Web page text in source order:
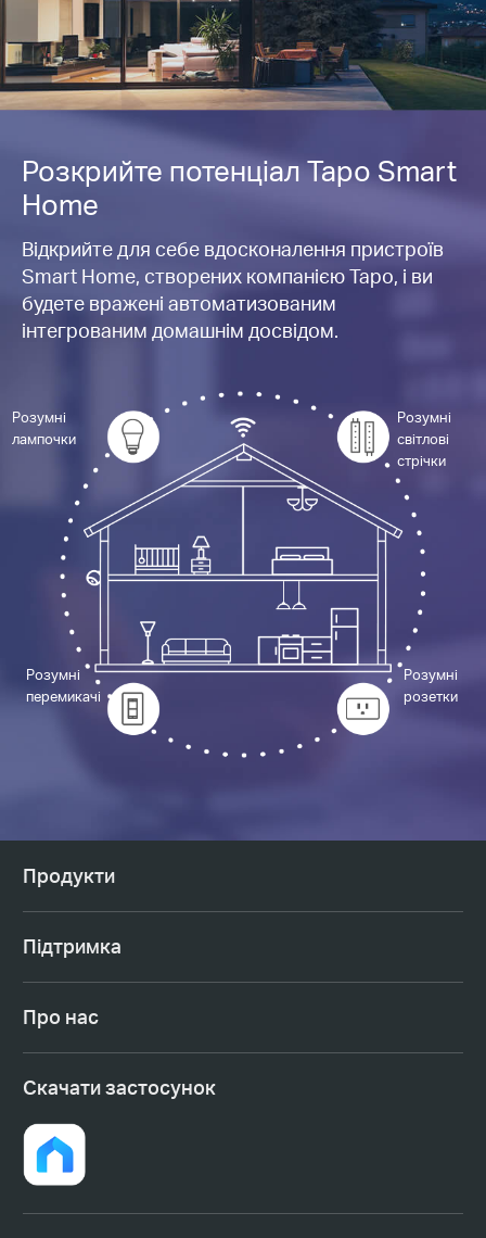
Розкрийте потенціал Tapo Smart
Home
Відкрийте для себе вдосконалення пристроїв
Smart Home, створених компанією Tapo, і ви
будете вражені автоматизованим
інтегрованим домашнім досвідом.
Розумні
лампочки
Розумні
світлові
стрічки
Розумні
перемикачі
Розумні
розетки
Продукти
Підтримка
Про нас
Cкачати застосунок